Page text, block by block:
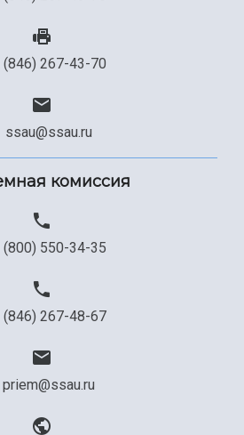
(846) 267-43-70
ssau@ssau.ru
комиссия
(800) 550-34-35
(846) 267-48-67
priem@ssau.ru